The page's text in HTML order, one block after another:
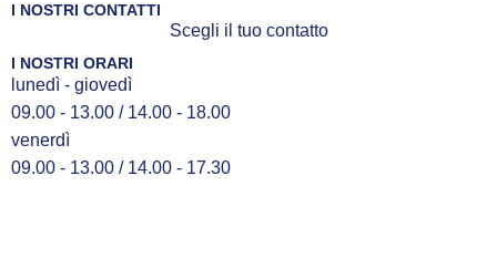
I NOSTRI CONTATTI
Scegli il tuo contatto
I NOSTRI ORARI
lunedì - giovedì
09.00 - 13.00 / 14.00 - 18.00
venerdì
09.00 - 13.00 / 14.00 - 17.30